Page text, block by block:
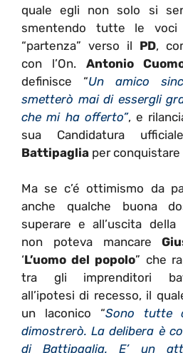
quale egli non solo si
smentendo tutte le
“partenza” verso il PD,
con l’On. Antonio
definisce “Un amico
smetterò mai di essergli
che mi ha offerto”, e
sua Candidatura
Battipaglia per
Ma se c’é ottimismo da
anche qualche buona
superare e all’uscita della
non poteva mancare
‘L’uomo del popolo” che
tra gli imprenditori
all’ipotesi di recesso, il
un laconico “Sono tutte
dimostrerò. La delibera è
di Battipaglia. E’ un